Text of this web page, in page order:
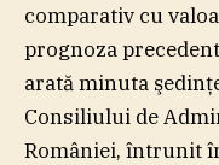
comparativ cu
prognoza
arată minuta
Consiliului de
României, întrunit